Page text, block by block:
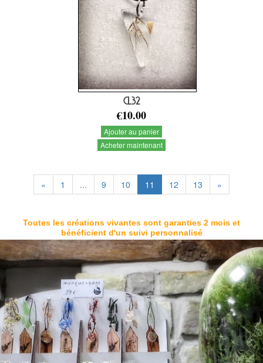
CL32
€10.00
Ajouter au panier
Acheter maintenant
« 1 ... 9 10 11 12 13 »
Toutes les créations vivantes sont garanties 2 mois et
bénéficient d'un suivi personnalisé